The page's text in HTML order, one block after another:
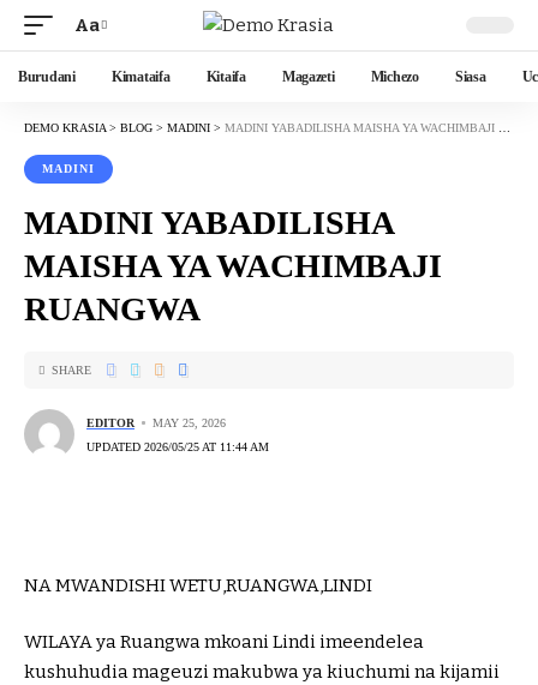
Aa
Burudani Kimataifa Kitaifa Magazeti Michezo Siasa
DEMO KRASIA > BLOG > MADINI > MADINI YABADILISHA MAISHA YA WACHIMBAJI RUANGWA
MADINI
MADINI YABADILISHA
MAISHA YA WACHIMBAJI
RUANGWA
EDITOR
MAY 25, 2026
UPDATED 2026/05/25 AT 11:44 AM
SHARE
NA MWANDISHI WETU,RUANGWA,LINDI
WILAYA ya Ruangwa mkoani Lindi imeendelea
kushuhudia mageuzi makubwa ya kiuchumi na kijamii